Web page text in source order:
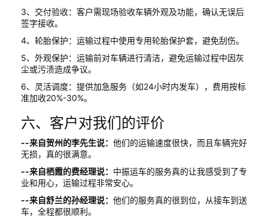
3、交付验收：客户需现场验收车辆外观及功能，确认无误后
签字接收。
4、轮胎保护：运输过程中使用专用轮胎保护套，避免刮伤。
5、外观保护：运输前对车辆进行清洁，避免运输过程中因灰
尘或污渍造成争议。
6、灵活调度：提供加急服务（如24小时内发车），费用按标
准加收20%-30%。
六、客户对我们的评价
--来自贺州的李先生说： 他们的运输速度很快，而且车辆完好
无损，真的很满意。
--来自栖霞的费经理说： 中振运车的服务真的让我感受到了专
业和用心，运输过程非常安心。
--来自舒兰的孙经理说： 他们的服务真的很到位，从接车到送
车，全程都很顺利。